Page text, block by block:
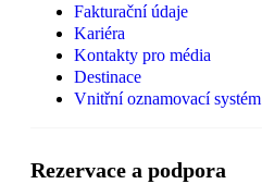
Fakturační údaje
Kariéra
Kontakty pro média
Destinace
Vnitřní oznamovací systém
Rezervace a podpora